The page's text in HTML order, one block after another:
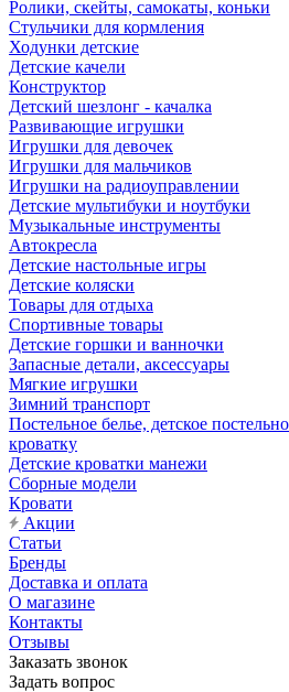
Ролики, скейты, самокаты, коньки
Стульчики для кормления
Ходунки детские
Детские качели
Конструктор
Детский шезлонг - качалка
Развивающие игрушки
Игрушки для девочек
Игрушки для мальчиков
Игрушки на радиоуправлении
Детские мультибуки и ноутбуки
Музыкальные инструменты
Автокресла
Детские настольные игры
Детские коляски
Товары для отдыха
Спортивные товары
Детские горшки и ванночки
Запасные детали, аксессуары
Мягкие игрушки
Зимний транспорт
Постельное белье, детское
кроватку
Детские кроватки манежи
Сборные модели
Кровати
Акции
Статьи
Бренды
Доставка и оплата
О магазине
Контакты
Отзывы
Заказать звонок
Задать вопрос